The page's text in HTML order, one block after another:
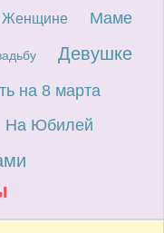
Женщине Маме
Девушке
на 8 марта
На Юбилей